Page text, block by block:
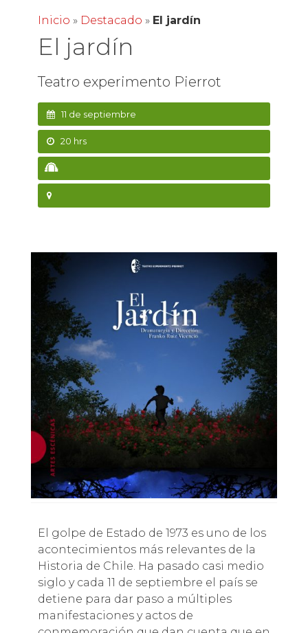
Inicio » Destacado » El jardín
El jardín
Teatro experimento Pierrot
11 de septiembre
20 hrs
El golpe de Estado de 1973 es uno de los
acontecimientos más relevantes de la
Historia de Chile. Ha pasado casi medio
siglo y cada 11 de septiembre el país se
detiene para dar paso a múltiples
manifestaciones y actos de